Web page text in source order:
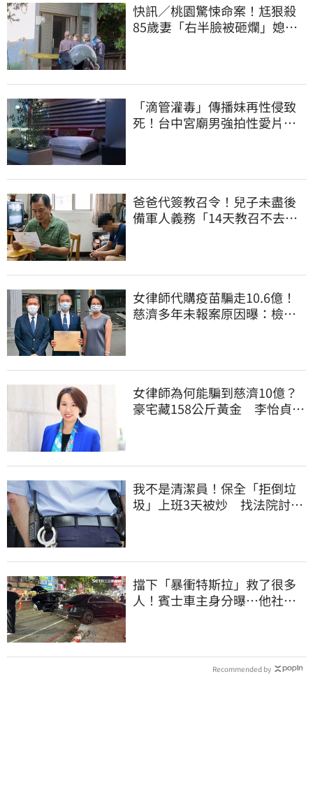
快訊／桃園驚悚命案！尪狠殺
85歲妻「右半臉被砸爛」媳報
「滴管灌毒」傳播妹再性侵致
死！台中宮廟男強拍性愛片
爸爸代簽教召令！兒子未盡後
備軍人義務「14天教召不去」
女律師代購疫苗騙走10.6億！
慈濟多年未報案原因曝：檢警
女律師為何能騙到慈濟10億？
豪宅藏158公斤黃金 李怡貞驚
我不是清潔員！保全「拒倒垃
圾」上班3天被炒 找法院討公
擋下「暴衝特斯拉」救了很多
人！賓士車主身分曝…他社群
Recommended by